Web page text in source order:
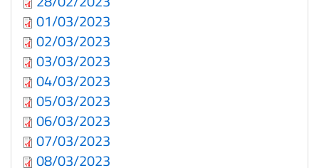
01/03/2023
02/03/2023
03/03/2023
04/03/2023
05/03/2023
06/03/2023
07/03/2023
08/03/2023